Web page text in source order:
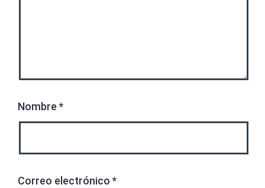
Nombre *
Correo electrónico *